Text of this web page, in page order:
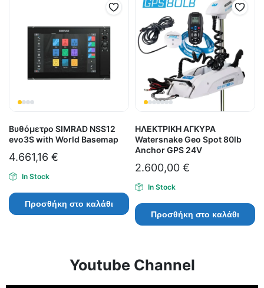
Βυθόμετρο SIMRAD NSS12
evo3S with World Basemap
4.661,16 €
In Stock
Προσθήκη στο καλάθι
ΗΛΕΚΤΡΙΚΗ ΑΓΚΥΡΑ
Watersnake Geo Spot 80lb
Anchor GPS 24V
2.600,00 €
In Stock
Προσθήκη στο καλάθι
Youtube Channel